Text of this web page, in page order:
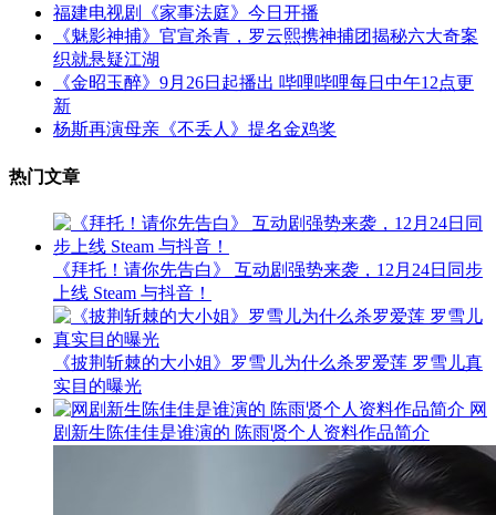
福建电视剧《家事法庭》今日开播
《魅影神捕》官宣杀青，罗云熙携神捕团揭秘六大奇案
织就悬疑江湖
《金昭玉醉》9月26日起播出 哔哩哔哩每日中午12点更
新
杨斯再演母亲《不丢人》提名金鸡奖
热门文章
《拜托！请你先告白》 互动剧强势来袭，12月24日同步
上线 Steam 与抖音！
《披荆斩棘的大小姐》罗雪儿为什么杀罗爱莲 罗雪儿真
实目的曝光
网
剧新生陈佳佳是谁演的 陈雨贤个人资料作品简介